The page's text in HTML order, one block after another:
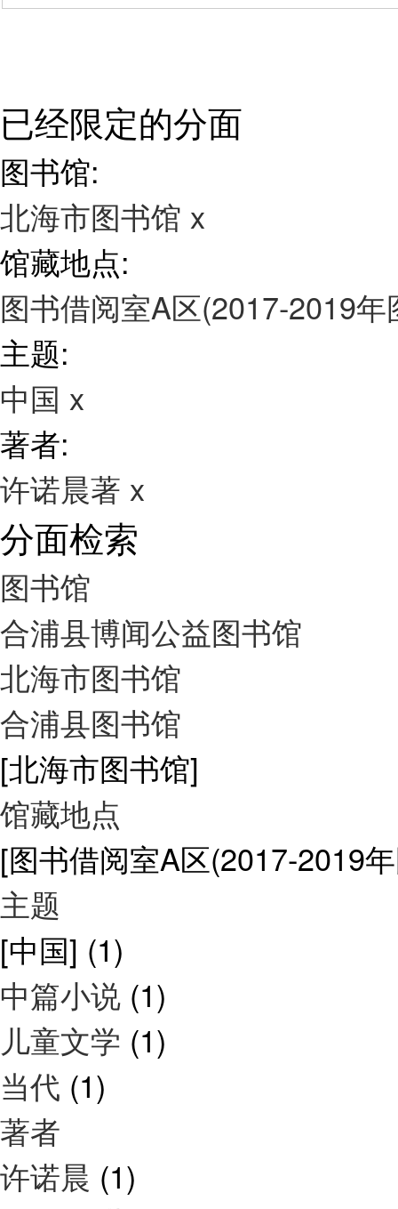
已经限定的分面
图书馆:
北海市图书馆 x
馆藏地点:
图书借阅室A区(2017-2019
主题:
中国 x
著者:
许诺晨著 x
分面检索
图书馆
合浦县博闻公益图书馆
北海市图书馆
合浦县图书馆
[北海市图书馆]
馆藏地点
[图书借阅室A区(2017-2019
主题
[中国] (1)
中篇小说 (1)
儿童文学 (1)
当代 (1)
著者
许诺晨 (1)